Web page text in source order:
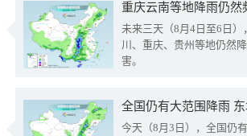
重庆云南等地降雨仍然
未来三天（8月4日至6日
川、重庆、贵州等地仍然
害。
全国仍有大范围降雨
今天（8月3日），全国仍